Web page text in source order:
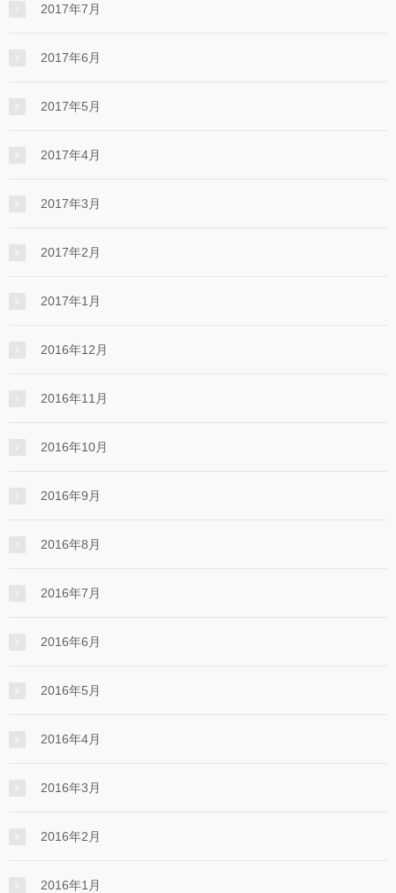
2017年7月
2017年6月
2017年5月
2017年4月
2017年3月
2017年2月
2017年1月
2016年12月
2016年11月
2016年10月
2016年9月
2016年8月
2016年7月
2016年6月
2016年5月
2016年4月
2016年3月
2016年2月
2016年1月